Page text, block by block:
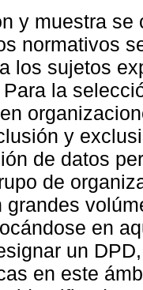
y muestra
normativos
los sujetos
la
y
de datos
de
grandes
en
un
en este